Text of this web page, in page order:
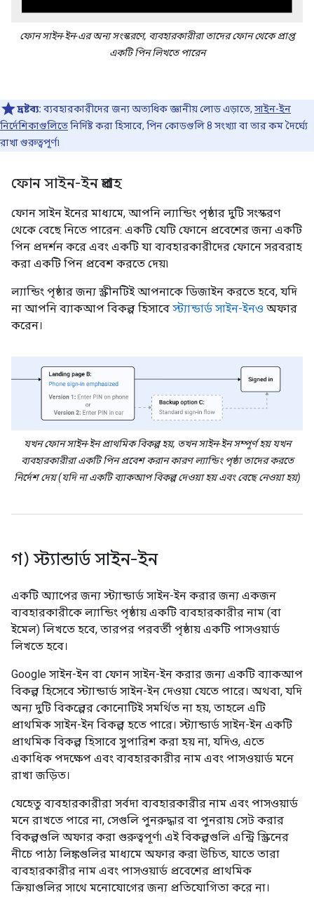
ফোন সাইন-ইন-এর অন্য সংস্করণে, ব্যবহারকারীরা তাদের ফোন থেকে প্রাপ্ত
একটি পিন লিখতে পারেন
দ্রষ্টব্য: ব্যবহারকারীদের জন্য অত্যধিক জ্ঞানীয় লোড এড়াতে, সাইন-ইন
নির্দেশিকাগুলিতেনির্দিষ্ট করা হিসাবে, পিন কোডগুলি 8 সংখ্যা বা তার কম দৈর্ঘ্যে
রাখা গুরুত্বপূর্ণ৷
ফোন সাইন-ইন প্রবাহ
ফোন সাইন ইনের মাধ্যমে, আপনি ল্যান্ডিং পৃষ্ঠার দুটি সংস্করণ
থেকে বেছে নিতে পারেন: একটি যেটি ফোনে প্রবেশের জন্য একটি
পিন প্রদর্শন করে এবং একটি যা ব্যবহারকারীদের ফোনে সরবরাহ
করা একটি পিন প্রবেশ করতে দেয়৷
ল্যান্ডিং পৃষ্ঠার জন্য স্ক্রীনটিই আপনাকে ডিজাইন করতে হবে, যদি
না আপনি ব্যাকআপ বিকল্প হিসাবে স্ট্যান্ডার্ড সাইন-ইনও অফার
করেন।
যখন ফোন সাইন-ইন প্রাথমিক বিকল্প হয়, তখন সাইন-ইন সম্পূর্ণ হয় যখন
ব্যবহারকারীরা একটি পিন প্রবেশ করান কারণ ল্যান্ডিং পৃষ্ঠা তাদের করতে
নির্দেশ দেয় (যদি না একটি ব্যাকআপ বিকল্প দেওয়া হয় এবং বেছে নেওয়া হয়)
গ) স্ট্যান্ডার্ড সাইন-ইন
একটি অ্যাপের জন্য স্ট্যান্ডার্ড সাইন-ইন করার জন্য একজন
ব্যবহারকারীকে ল্যান্ডিং পৃষ্ঠায় একটি ব্যবহারকারীর নাম (বা
ইমেল) লিখতে হবে, তারপর পরবর্তী পৃষ্ঠায় একটি পাসওয়ার্ড
লিখতে হবে।
Google সাইন-ইন বা ফোন সাইন-ইন করার জন্য একটি ব্যাকআপ
বিকল্প হিসেবে স্ট্যান্ডার্ড সাইন-ইন দেওয়া যেতে পারে। অথবা, যদি
অন্য দুটি বিকল্পের কোনোটিই সমর্থিত না হয়, তাহলে এটি
প্রাথমিক সাইন-ইন বিকল্প হতে পারে। স্ট্যান্ডার্ড সাইন-ইন একটি
প্রাথমিক বিকল্প হিসাবে সুপারিশ করা হয় না, যদিও, এতে
একাধিক পদক্ষেপ এবং ব্যবহারকারীর নাম এবং পাসওয়ার্ড মনে
রাখা জড়িত।
যেহেতু ব্যবহারকারীরা সর্বদা ব্যবহারকারীর নাম এবং পাসওয়ার্ড
মনে রাখতে পারে না, সেগুলি পুনরুদ্ধার বা পুনরায় সেট করার
বিকল্পগুলি অফার করা গুরুত্বপূর্ণ৷ এই বিকল্পগুলি এন্ট্রি স্ক্রিনের
নীচে পাঠ্য লিঙ্কগুলির মাধ্যমে অফার করা উচিত, যাতে তারা
ব্যবহারকারীর নাম এবং পাসওয়ার্ড প্রবেশের প্রাথমিক
ক্রিয়াগুলির সাথে মনোযোগের জন্য প্রতিযোগিতা করে না।